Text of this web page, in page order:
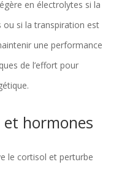
en électrolytes si la
ou si la transpiration est
une performance
de l’effort pour
et hormones
le cortisol et perturbe